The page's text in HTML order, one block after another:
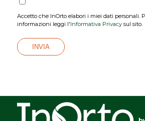
Accetto che InOrto elabori i miei dati personali.
informazioni leggi l'Informativa Privacysul sito.